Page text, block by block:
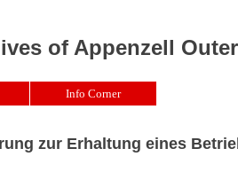
zur Erhaltung eines
of Appenzell
Info Corner